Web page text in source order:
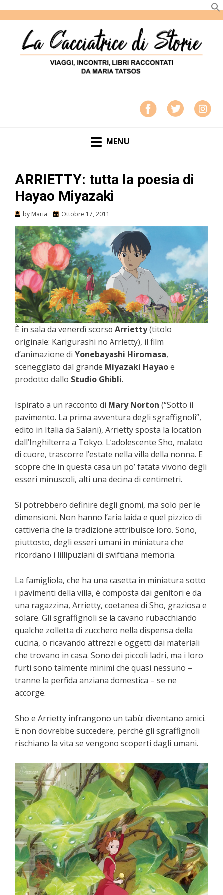
LA CACCIATRICE DI STORIE
VIAGGI, INCONTRI, LIBRI RACCONTATI DA MARIA
TATSOS
MENU
ARRIETTY: tutta la poesia di
Hayao Miyazaki
by Maria Ottobre 17, 2011
È in sala da venerdì scorso Arrietty(titolo
originale: Karigurashi no Arrietty), il film
d’animazione di Yonebayashi Hiromasa,
sceneggiato dal grande Miyazaki Hayaoe
prodotto dallo Studio Ghibli.
Ispirato a un racconto di Mary Norton (“Sotto il
pavimento. La prima avventura degli sgraffignoli”,
edito in Italia da Salani), Arrietty sposta la location
dall’Inghilterra a Tokyo. L’adolescente Sho, malato
di cuore, trascorre l’estate nella villa della nonna. E
scopre che in questa casa un po’ fatata vivono degli
esseri minuscoli, alti una decina di centimetri.
Si potrebbero definire degli gnomi, ma solo per le
dimensioni. Non hanno l’aria laida e quel pizzico di
cattiveria che la tradizione attribuisce loro. Sono,
piuttosto, degli esseri umani in miniatura che
ricordano i lillipuziani di swiftiana memoria.
La famigliola, che ha una casetta in miniatura sotto
i pavimenti della villa, è composta dai genitori e da
una ragazzina, Arrietty, coetanea di Sho, graziosa e
solare. Gli sgraffignoli se la cavano rubacchiando
qualche zolletta di zucchero nella dispensa della
cucina, o ricavando attrezzi e oggetti dai materiali
che trovano in casa. Sono dei piccoli ladri, ma i loro
furti sono talmente minimi che quasi nessuno –
tranne la perfida anziana domestica – se ne
accorge.
Sho e Arrietty infrangono un tabù: diventano amici.
E non dovrebbe succedere, perché gli sgraffignoli
rischiano la vita se vengono scoperti dagli umani.